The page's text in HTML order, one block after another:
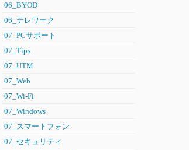
06_BYOD
06_テレワーク
07_PCサポート
07_Tips
07_UTM
07_Web
07_Wi-Fi
07_Windows
07_スマートフォン
07_セキュリティ